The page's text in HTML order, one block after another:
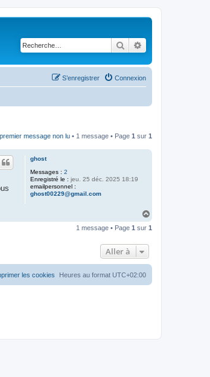
Rechercher
Connexion
S’enregistrer
message non lu • 1 message • Page 1 sur 1
ghost
Messages : 2
Enregistré le : jeu. 25 déc. 2025 18:19
emailpersonnel :
ghost00229@gmail.com
u
1 message • Page 1 sur 1
Aller à
Heures au format UTC+02:00
les cookies